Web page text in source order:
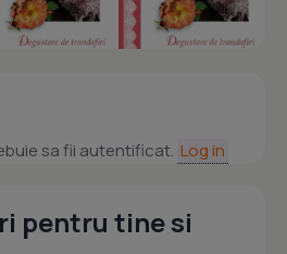
sa fii autentificat. Log in
pentru tine si